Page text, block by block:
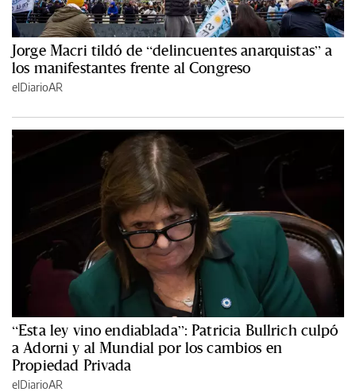
Jorge Macri tildó de “delincuentes anarquistas” a
los manifestantes frente al Congreso
elDiarioAR
“Esta ley vino endiablada”: Patricia Bullrich culpó
a Adorni y al Mundial por los cambios en
Propiedad Privada
elDiarioAR